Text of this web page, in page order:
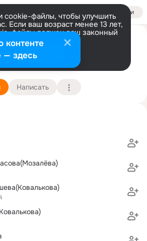
Войти
cookie-файлы, чтобы улучшить
Если ваш возраст менее 13 лет,
файлы должен ваш законный
Больше информации
Настроить
Власов
8 сентября (59 лет)
Написать
контенте
— здесь